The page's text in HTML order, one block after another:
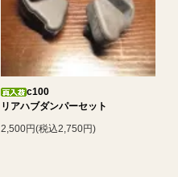
c100
リアハブダンパーセット
2,500円(税込2,750円)